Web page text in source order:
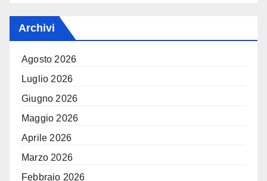
Archivi
Agosto 2026
Luglio 2026
Giugno 2026
Maggio 2026
Aprile 2026
Marzo 2026
Febbraio 2026